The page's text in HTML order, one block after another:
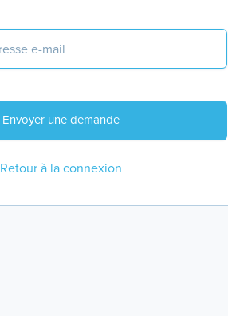
Retour à la connexion